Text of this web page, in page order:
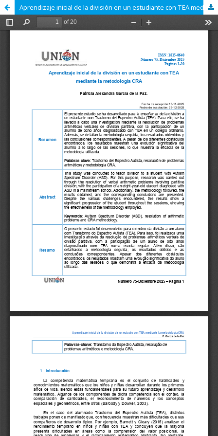
Aprendizaje inicial de la división en un estudiante con TEA mediante la metodología CRA